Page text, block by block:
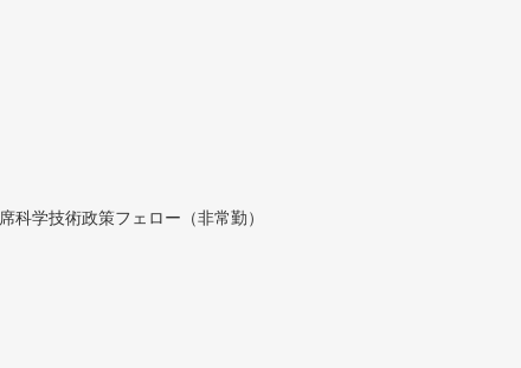
学技術政策フェロー（非常勤）